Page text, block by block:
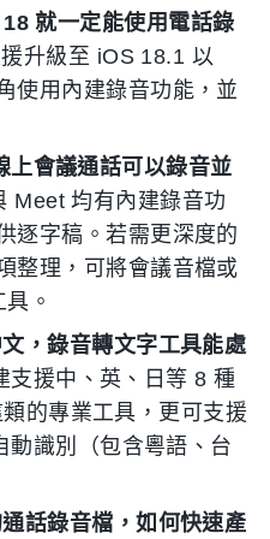
就一定能使用電話錄
升級至 iOS 18.1 以
使用內建錄音功能，並
會議通話可以錄音並
Meet 均有內建錄音功
逐字稿。若需更深度的
整理，可將會議音檔或
。
，錄音轉文字工具能處
支援中、英、日等 8 種
的專業工具，更可支援
動識別（包含粵語、台
話錄音檔，如何快速產